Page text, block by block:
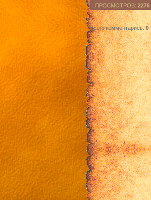
ПРОСМОТРОВ: 2276
Всего комментариев:0